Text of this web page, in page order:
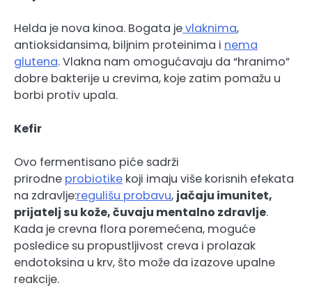
Helda je nova kinoa. Bogata jevlaknima,
antioksidansima, biljnim proteinima i nema
glutena. Vlakna nam omogućavaju da “hranimo”
dobre bakterije u crevima, koje zatim pomažu u
borbi protiv upala.
Kefir
Ovo fermentisano piće sadrži
prirodne probiotike koji imaju više korisnih efekata
na zdravlje:regulišu probavu, jačaju imunitet,
prijatelj su kože, čuvaju mentalno zdravlje.
Kada je crevna flora poremećena, moguće
posledice su propustljivost creva i prolazak
endotoksina u krv, što može da izazove upalne
reakcije.